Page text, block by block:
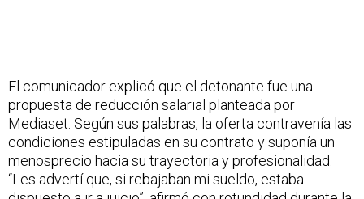
El comunicador explicó que el detonante fue una
propuesta de reducción salarial planteada por
Mediaset. Según sus palabras, la oferta contravenía las
condiciones estipuladas en su contrato y suponía un
menosprecio hacia su trayectoria y profesionalidad.
“Les advertí que, si rebajaban mi sueldo, estaba